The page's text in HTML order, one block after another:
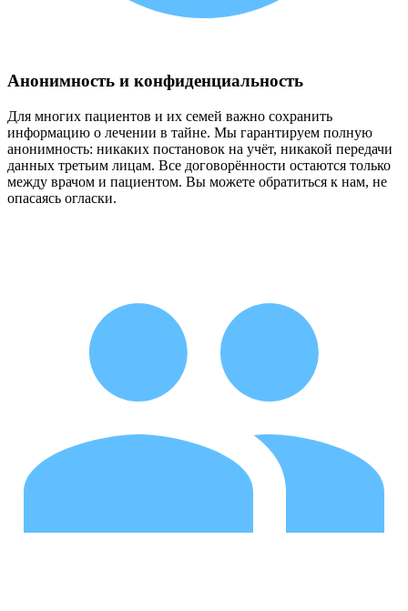
Анонимность и конфиденциальность
Для многих пациентов и их семей важно сохранить
информацию о лечении в тайне. Мы гарантируем полную
анонимность: никаких постановок на учёт, никакой передачи
данных третьим лицам. Все договорённости остаются только
между врачом и пациентом. Вы можете обратиться к нам, не
опасаясь огласки.